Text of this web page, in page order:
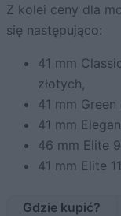
Z kolei ceny dla
się następująco:
41 mm
złotych,
41 mm
41 mm
46 mm Elite
41 mm Elite
Gdzie kupić?